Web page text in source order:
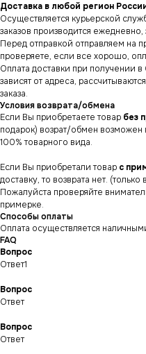
Доставка в любой регион
Осуществляется курьерской
заказов производится
Перед отправкой отправляем на
проверяете, если все хорошо,
Оплата доставки при получении
зависят от адреса,
заказа.
Условия возврата/обмена
Если Вы приобретаете товар без
подарок) возрат/обмен возможен
100% товарного вида.
Если Вы приобретали товар с
доставку, то возврата нет. (только
Пожалуйста проверяйте
примерке.
Способы оплаты
Оплата осуществляется
FAQ
Вопрос
Ответ1
Вопрос
Ответ
Вопрос
Ответ
СНИКЕРСДИЛЕР
©СНИКЕРСДИЛЕР 2024-26.